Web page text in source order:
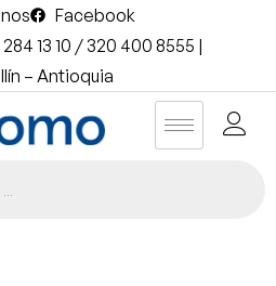
Facebook
13 10 / 320 400 8555 |
– Antioquia